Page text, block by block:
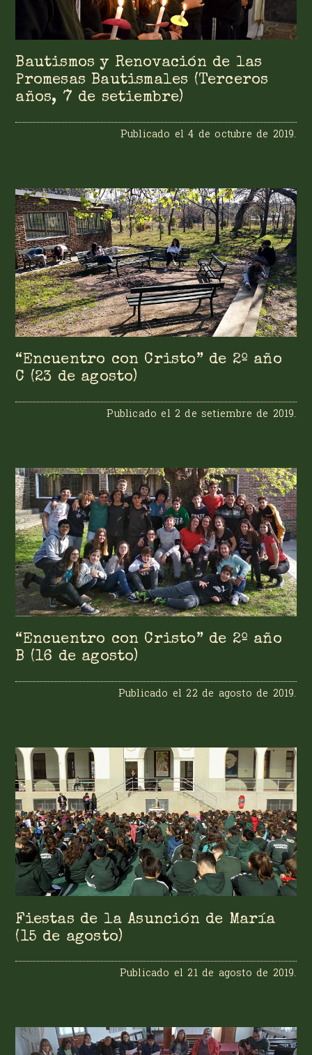
Bautismos y Renovación de las
Promesas Bautismales (Terceros
años, 7 de setiembre)
Publicado el4 de octubre de 2019.
“Encuentro con Cristo” de 2º año
C (23 de agosto)
Publicado el 2 de setiembre de 2019.
“Encuentro con Cristo” de 2º año
B (16 de agosto)
Publicado el22 de agosto de 2019.
Fiestas de la Asunción de María
(15 de agosto)
Publicado el21 de agosto de 2019.